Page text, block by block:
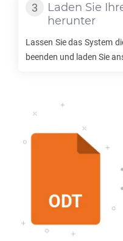
Laden Sie
herunter
Lassen Sie das System
beenden und laden Sie